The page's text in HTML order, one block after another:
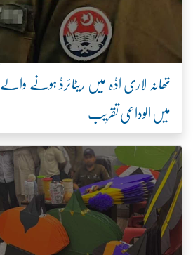
تھانہ لاری اڈہ میں ریٹائرڈ ہونے
میں الوداعی تقریب